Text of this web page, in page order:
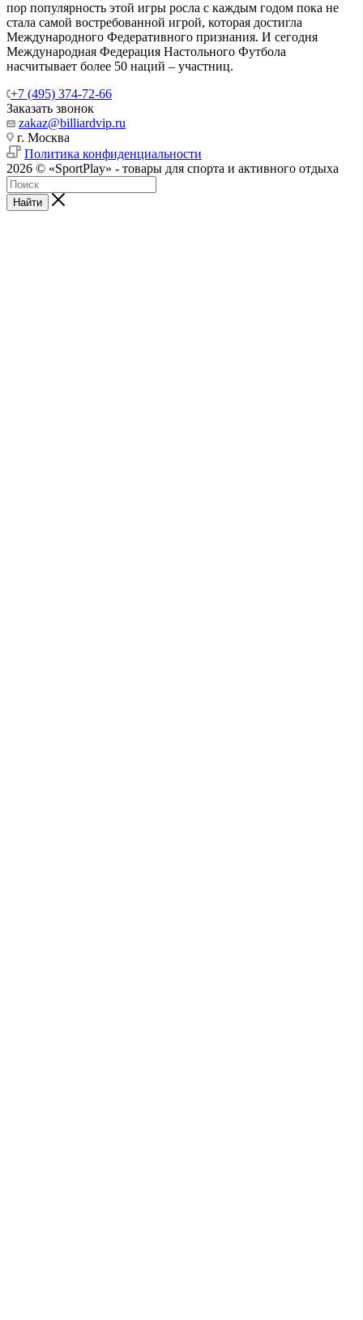
пор популярность этой игры росла с каждым годом пока не
стала самой востребованной игрой, которая достигла
Международного Федеративного признания. И сегодня
Международная Федерация Настольного Футбола
насчитывает более 50 наций – участниц.
+7 (495) 374-72-66
Заказать звонок
zakaz@billiardvip.ru
г. Москва
Политика конфиденциальности
2026 © «SportPlay» - товары для спорта и активного отдыха
Найти